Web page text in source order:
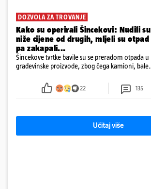
DOZVOLA ZA TROVANJE
Kako su operirali Šincekovi: Nudili su
niže cijene od drugih, mljeli su otpad
pa zakapali...
Šincekove tvrtke bavile su se preradom otpada u
građevinske proizvode, zbog čega kamioni, bale
22 135
Učitaj više